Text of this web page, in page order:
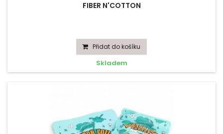
FIBER N'COTTON
Přidat do košíku
Skladem